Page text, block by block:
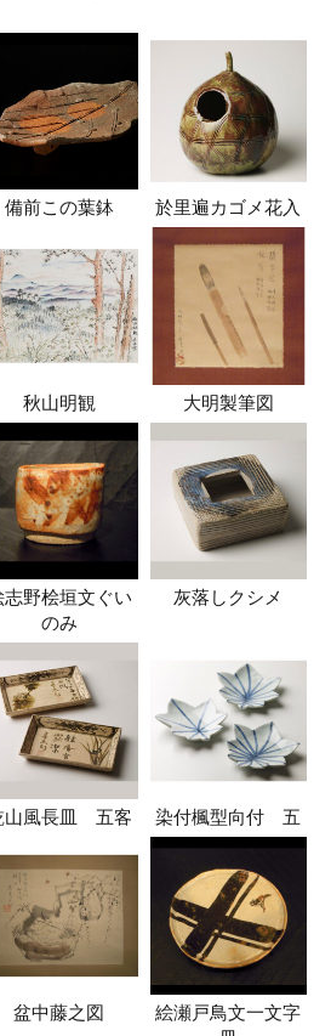
備前この葉鉢 於里遍カゴメ花入
秋山明観 大明製筆図
志野桧垣文ぐい
のみ
灰落しクシメ
山風長皿 五客 染付楓型向付 五
盆中藤之図
絵瀬戸鳥文一文字